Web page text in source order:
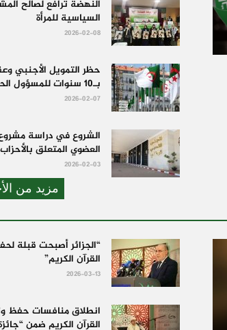
النهضة ترافع لصالح
السياسية للمرأة
2026-02-08
حظر التمويل الأجنبي
بـ10 سنوات للمسؤول الحزبي
2026-02-07
الشروع في دراسة
العضوي المتعلق بالأحزاب
2026-02-03
مزيد من
“الجزائر أصبحت قبلة
القرآن الكريم”
2026-03-13
انطلاق منافسات حفظ
القرآن الكريم ضمن